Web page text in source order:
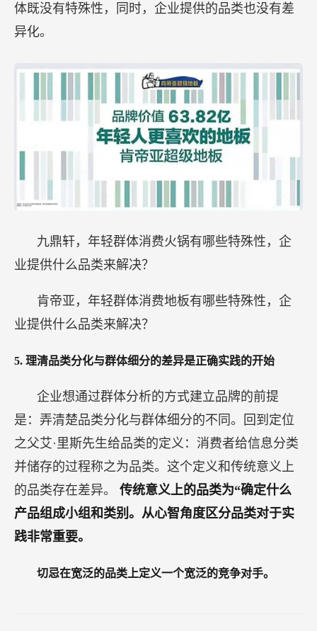
体既没有特殊性，同时，企业提供的品类也没有差
异化。
九鼎轩，年轻群体消费火锅有哪些特殊性，企
业提供什么品类来解决？
肯帝亚，年轻群体消费地板有哪些特殊性，企
业提供什么品类来解决？
5. 理清品类分化与群体细分的差异是正确实践的开始
企业想通过群体分析的方式建立品牌的前提
是：弄清楚品类分化与群体细分的不同。回到定位
之父艾·里斯先生给品类的定义：消费者给信息分类
并储存的过程称之为品类。这个定义和传统意义上
的品类存在差异。 传统意义上的品类为“确定什么
产品组成小组和类别。从心智角度区分品类对于实
践非常重要。
切忌在宽泛的品类上定义一个宽泛的竞争对手。